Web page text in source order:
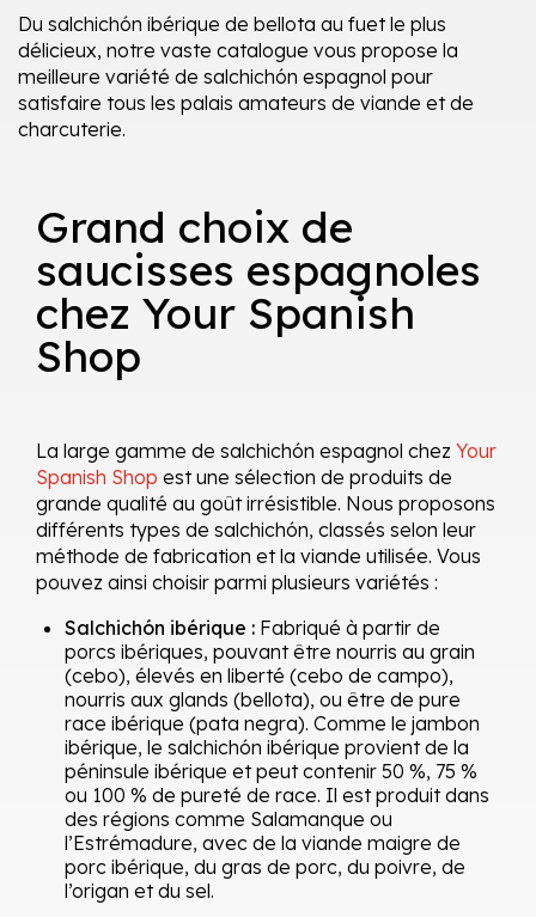
Du salchichón ibérique de bellota au fuet le plus
délicieux, notre vaste catalogue vous propose la
meilleure variété de salchichón espagnol pour
satisfaire tous les palais amateurs de viande et de
charcuterie.
Grand choix de
saucisses espagnoles
chez Your Spanish
Shop
La large gamme de salchichón espagnol chez Your
Spanish Shop est une sélection de produits de
grande qualité au goût irrésistible. Nous proposons
différents types de salchichón, classés selon leur
méthode de fabrication et la viande utilisée. Vous
pouvez ainsi choisir parmi plusieurs variétés :
Salchichón ibérique : Fabriqué à partir de
porcs ibériques, pouvant être nourris au grain
(cebo), élevés en liberté (cebo de campo),
nourris aux glands (bellota), ou être de pure
race ibérique (pata negra). Comme le jambon
ibérique, le salchichón ibérique provient de la
péninsule ibérique et peut contenir 50 %, 75 %
ou 100 % de pureté de race. Il est produit dans
des régions comme Salamanque ou
l’Estrémadure, avec de la viande maigre de
porc ibérique, du gras de porc, du poivre, de
l’origan et du sel.